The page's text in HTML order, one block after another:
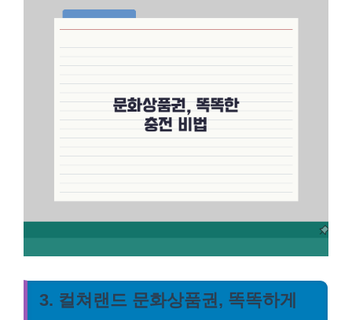
3. 컬쳐랜드 문화상품권, 똑똑하게